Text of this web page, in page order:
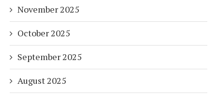
November 2025
October 2025
September 2025
August 2025